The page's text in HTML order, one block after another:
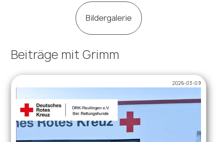
Bildergalerie
Beiträge mit Grimm
2026-03-09